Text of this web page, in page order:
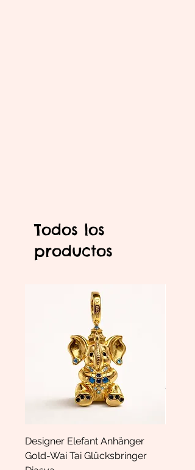
Todos los
productos
Designer Elefant Anhänger
Gold-Wai Tai Glücksbringer